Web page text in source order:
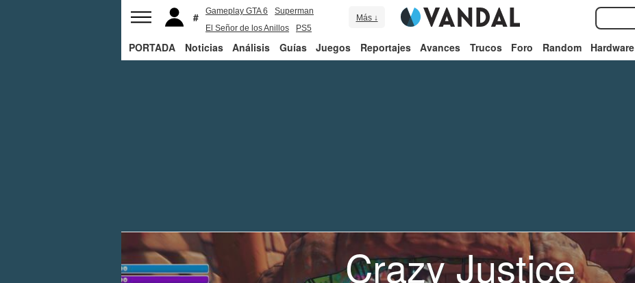
Gameplay GTA 6
Superman
El Señor de los Anillos
PS5
Más ↓
PORTADA Noticias Análisis Guías Juegos Reportajes Avances Trucos Foro Random Hardware
Crazy Justice